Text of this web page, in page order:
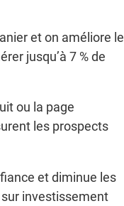
et on améliore le
jusqu’à 7 % de
ou la page
les prospects
et diminue les
investissement